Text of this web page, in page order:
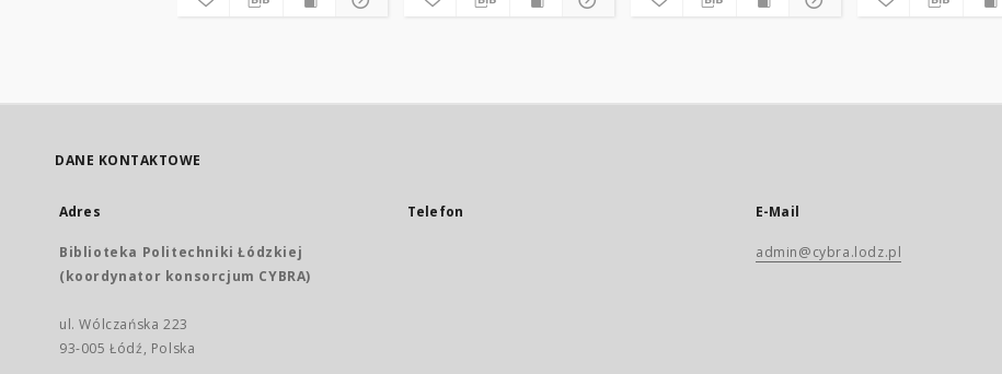
DANE KONTAKTOWE
Adres
Biblioteka Politechniki Łódzkiej
(koordynator konsorcjum CYBRA)
ul. Wólczańska 223
93-005 Łódź, Polska
Telefon E-Mail
admin@cybra.lodz.pl